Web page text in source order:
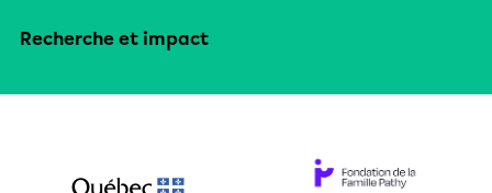
Recherche et impact